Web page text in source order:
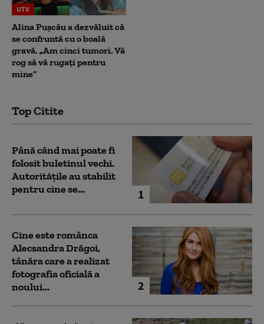
UTV
Alina Pușcău a dezvăluit că
se confruntă cu o boală
gravă. „Am cinci tumori. Vă
rog să vă rugați pentru
mine”
Top Citite
1
Până când mai poate fi
folosit buletinul vechi.
Autoritățile au stabilit
pentru cine se...
2
Cine este românca
Alecsandra Drăgoi,
tânăra care a realizat
fotografia oficială a
noului...